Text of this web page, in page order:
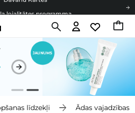
piegāde no 49,00 €
lojalitātes programma
piegāde no 49,00 €
līdzekļi Ādas vajadzības